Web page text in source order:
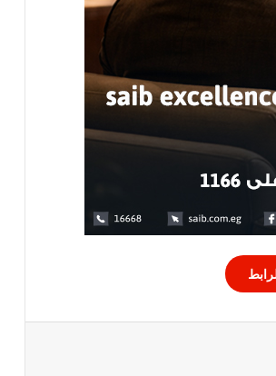
اسعار العملات العربية والأجنبية اليوم
أسعار الريال السعودى مقابل
الجنيه المصري اليوم
سعر صرف الدولار الأمريكي مقابل
المصري اليوم